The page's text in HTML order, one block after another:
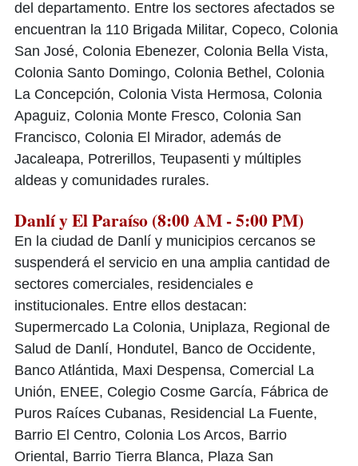
del departamento. Entre los sectores afectados se
encuentran la 110 Brigada Militar, Copeco, Colonia
San José, Colonia Ebenezer, Colonia Bella Vista,
Colonia Santo Domingo, Colonia Bethel, Colonia
La Concepción, Colonia Vista Hermosa, Colonia
Apaguiz, Colonia Monte Fresco, Colonia San
Francisco, Colonia El Mirador, además de
Jacaleapa, Potrerillos, Teupasenti y múltiples
aldeas y comunidades rurales.
Danlí y El Paraíso (8:00 AM - 5:00 PM)
En la ciudad de Danlí y municipios cercanos se
suspenderá el servicio en una amplia cantidad de
sectores comerciales, residenciales e
institucionales. Entre ellos destacan:
Supermercado La Colonia, Uniplaza, Regional de
Salud de Danlí, Hondutel, Banco de Occidente,
Banco Atlántida, Maxi Despensa, Comercial La
Unión, ENEE, Colegio Cosme García, Fábrica de
Puros Raíces Cubanas, Residencial La Fuente,
Barrio El Centro, Colonia Los Arcos, Barrio
Oriental, Barrio Tierra Blanca, Plaza San